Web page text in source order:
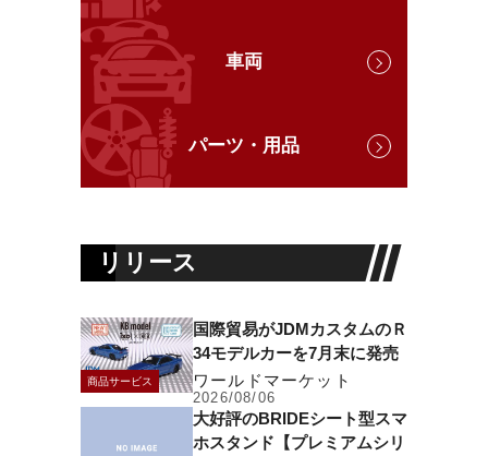
車両
パーツ・用品
リリース
商品サービス
国際貿易がJDMカスタムのＲ
34モデルカーを7月末に発売
ワールドマーケット
2026/08/06
大好評のBRIDEシート型スマ
ホスタンド【プレミアムシリ